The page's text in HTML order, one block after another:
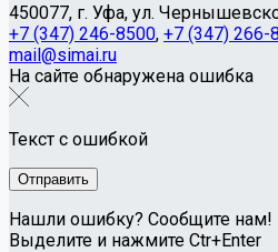
450077, г. Уфа, ул.
+7 (347) 246-8500, +7 (347) 266-
mail@simai.ru
На сайте обнаружена ошибка
Текст с ошибкой
Нашли ошибку? Сообщите нам!
Выделите и нажмите Ctr+Enter